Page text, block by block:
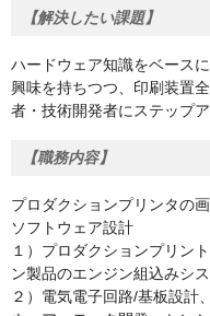
【解決したい課題】
ハードウェア知識をベース
興味を持ちつつ、印刷装置
者・技術開発者にステップ
【職務内容】
プロダクションプリンタの
ソフトウェア設計
１）プロダクションプリン
ン製品のエンジン組込みシ
２）電気電子回路/基板設計